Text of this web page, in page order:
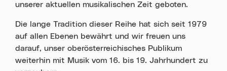
unserer aktuellen musikalischen Zeit geboten.
Die lange Tradition dieser Reihe hat sich seit 1979
auf allen Ebenen bewährt und wir freuen uns
darauf, unser oberösterreichisches Publikum
weiterhin mit Musik vom 16. bis 19. Jahrhundert zu